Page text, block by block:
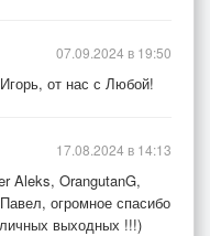
от нас с Любой!
07.09.2024 в 19:50
OrangutanG,
огромное спасибо
выходных !!!)
17.08.2024 в 14:13